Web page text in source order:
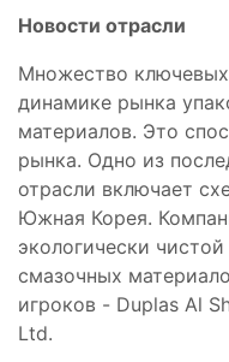
Новости отрасли
Множество
динамике рынка
материалов. Это
рынка. Одно из
отрасли включает
Южная Корея.
экологически
смазочных
игроков - Duplas Al
Ltd.